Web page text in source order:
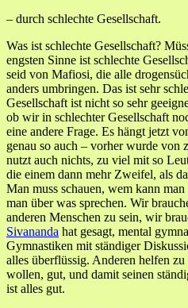
– durch schlechte Gesellschaft.
Was ist schlechte Gesellschaft?
engsten Sinne ist schlechte
seid von Mafiosi, die alle
anders umbringen. Das ist sehr
Gesellschaft ist nicht so sehr
ob wir in schlechter Gesellschaft
eine andere Frage. Es hängt jetzt
genau so auch – vorher wurde von
nutzt auch nichts, zu viel mit so
die einem dann mehr Zweifel, als
Man muss schauen, wem kann
man über was sprechen. Wir
anderen Menschen zu sein, wir
Sivananda hat gesagt, mental
Gymnastiken mit ständiger
alles überflüssig. Anderen helfen
wollen, gut, und damit seinen
ist alles gut.